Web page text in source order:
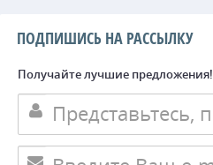
ПОДПИШИСЬ НА РАССЫЛКУ
Получайте лучшие предложения!